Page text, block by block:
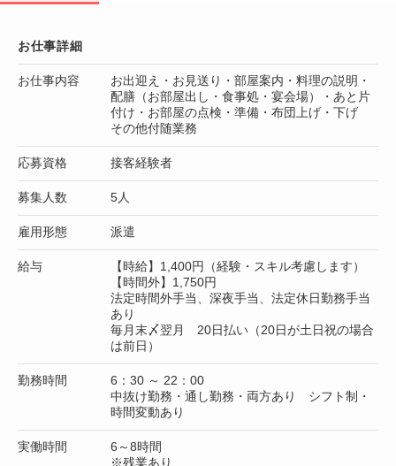
お仕事詳細
お仕事内容
お出迎え・お見送り・部屋案内・料理の説明・
配膳（お部屋出し・食事処・宴会場）・あと片
付け・お部屋の点検・準備・布団上げ・下げ
その他付随業務
応募資格 接客経験者
募集人数 5人
雇用形態 派遣
給与
【時給】1,400円（経験・スキル考慮します）
【時間外】1,750円
法定時間外手当、深夜手当、法定休日勤務手当
あり
毎月末〆翌月 20日払い（20日が土日祝の場合
は前日）
勤務時間
6：30 ～ 22：00
中抜け勤務・通し勤務・両方あり シフト制・
時間変動あり
実働時間
6～8時間
※残業あり